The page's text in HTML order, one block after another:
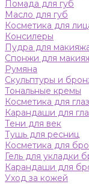
Помада для губ
Масло для губ
Косметика для
Консилеры
Пудра для
Спонжи для
Румяна
Скульптуры и
Тональные кремы
Косметика для глаз
Карандаши для
Тени для век
Тушь для ресниц
Косметика для
Гель для укладки
Карандаши для
Уход за кожей